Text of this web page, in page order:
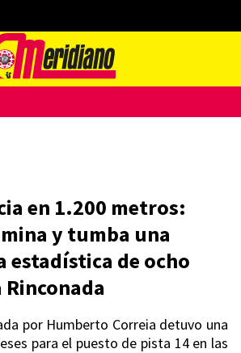
en 1.200 metros:
y tumba una
estadística de ocho
Rinconada
por Humberto Correia detuvo una
para el puesto de pista 14 en las